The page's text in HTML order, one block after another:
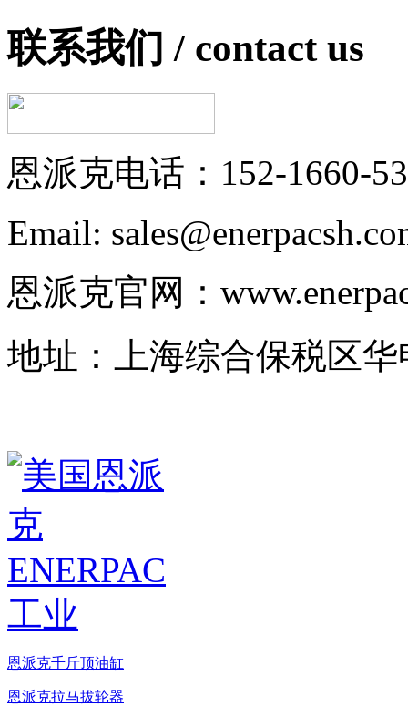
联系我们 / contact us
恩派克电话：152-1660-
Email:
恩派克官网：
地址：上海综合保税区华
恩派克千斤顶油缸
恩派克拉马拔轮器